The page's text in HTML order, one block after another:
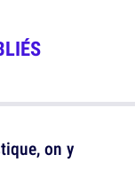
on y